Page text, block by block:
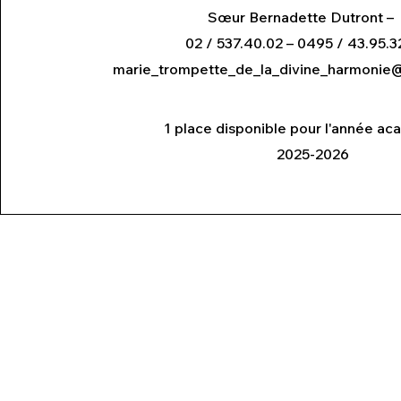
Sœur Bernadette Dutront –
02 / 537.40.02 – 0495 /
1 place disponible pour l'année
2025-2026